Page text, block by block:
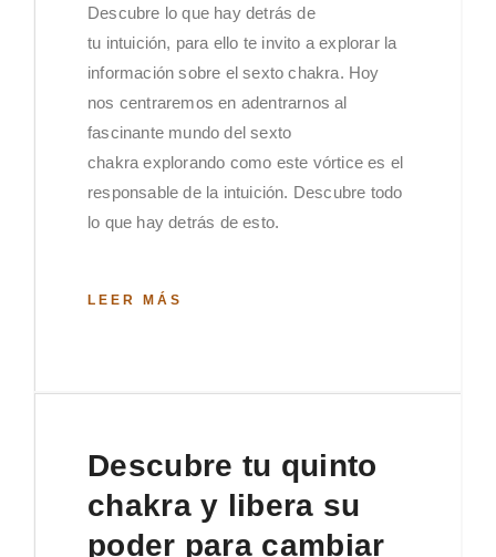
Descubre lo que hay detrás de
tu intuición, para ello te invito a explorar la
información sobre el sexto chakra. Hoy
nos centraremos en adentrarnos al
fascinante mundo del sexto
chakra explorando como este vórtice es el
responsable de la intuición. Descubre todo
lo que hay detrás de esto.
LEER MÁS
Descubre tu quinto
chakra y libera su
poder para cambiar